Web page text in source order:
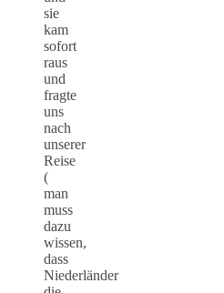
sie
kam
sofort
raus
und
fragte
uns
nach
unserer
Reise
(
man
muss
dazu
wissen,
dass
Niederländer